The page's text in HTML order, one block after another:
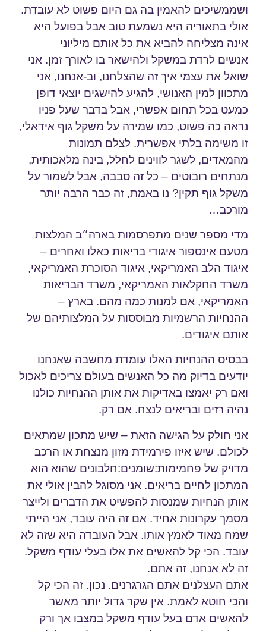
ושממשיכים להאמין בה גם היום פשוט לא עובדת.
אולי בתאוריה היא נשמעת טוב אבל בפועל היא
אינה מצליחה להביא את כל אותם מיליוני
אנשים לרדת במשקל ולהישאר בו לאורך זמן. אני
שואל את עצמי איך זה שהצלחנו, וב-אנחנו, אני
מתכוון למין האנושי, להגיע להישגים יוצאי דופן
כמעט בכל תחום אפשרי, אבל בדבר שעל פניו
נראה כה פשוט, כמו שמירה על משקל גוף אידאלי,
זו משימה בלתי אפשרית. לצלם תמונות
מהמאדים, לשגר לווינים לחלל, בינה מלאכותית,
מנתחים רובוטים – כל זה סבבה, אבל לשמור על
משקל גוף תקין? נו באמת, זה כבר הרבה יותר
מורכב…
מדי מספר שנים מתפרסמות בארה״ב המלצות
מטעם אינספור איגודי בריאות כאלו ואחרים –
איגוד הלב האמריקאי, איגוד הסוכרת האמריקאי,
משרד החקלאות האמריקאי, משרד הבריאות
האמריקאי, אם למנות כמה מהם. בארץ –
ההנחיות הרשמיות מבוססות על המלצותיהם של
אותם איגודים.
בבסיס ההנחיות האלו עומדת מחשבה שאנחנו
יודעים בדיוק מה כל האנשים בעולם צריכים לאכול
ואם רק יאמצו באדיקות את אותן ההנחיות כולנו
נהיה רזים ובריאים לנצח. אם רק.
אני חולק על הגישה הזאת – שיש מתכון שמתאים
לכולם. שיש איזו פירמידת מזון מנצחת או הרכב
מדויק של פחמימות:שומנים:חלבונים שהוא הוא
המתכון לחיים בריאים. אני מסוגל להבין אולי את
אותן הנחיות שמנסות להפשיט את הדברים ולייצר
מסמך עקרונות אחיד. אם זה היה עובד, אני הייתי
שמח מאוד לאמץ אותו. אבל העובדה היא שזה לא
עובד. הכי קל להאשים את אלו בעלי עודף משקל.
זה לא אנחנו, זה אתם.
אתם העצלנים אתם הגרגרנים. נכון. זה הכי קל
והכי חוטא לאמת. אין שקר גדול יותר מאשר
להאשים אדם בעל עודף משקל במצבו אך ורק